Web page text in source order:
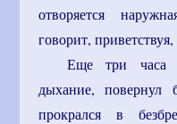
отворяется
говорит,
Еще три часа
дыхание, повернул
прокрался в